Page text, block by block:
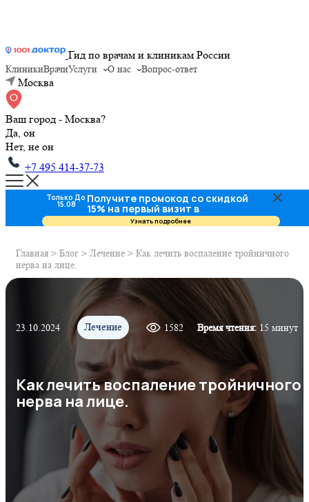
Гид по врачам и клиникам России
КлиникиВрачиУслуги О нас Вопрос-ответ
Москва
Ваш город - Москва?
Да, он
Нет, не он
+7 495 414-37-73
Главная > Блог > Лечение > Как лечить воспаление тройничного
нерва на лице.
23.10.2024 Лечение 1582 Время чтения: 15 минут
Как лечить воспаление тройничного
нерва на лице.
Только До
15.08 Получите промокод со скидкой
15% на первый визит в
стоматологию
Узнать подробнее